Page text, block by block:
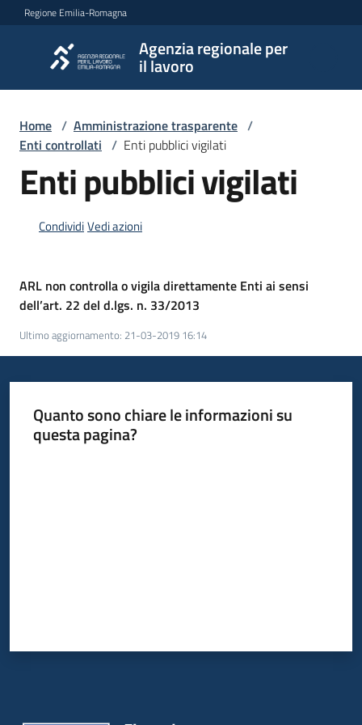
Vai al contenuto
Vai alla navigazione
Vai al footer
Regione Emilia-Romagna
Agenzia regionale per
il lavoro
Agenzia
regionale
per il
lavoro
L'Agenzia
Servizi
I
per
l'impiego
Home / Amministrazione trasparente /
Enti controllati / Enti pubblici vigilati
Enti pubblici vigilati
CondividiVedi azioni
ARL non controlla o vigila direttamente Enti ai sensi
dell’art. 22 del d.lgs. n. 33/2013
Ultimo aggiornamento: 21-03-2019 16:14
Quanto sono chiare le informazioni su
questa pagina?